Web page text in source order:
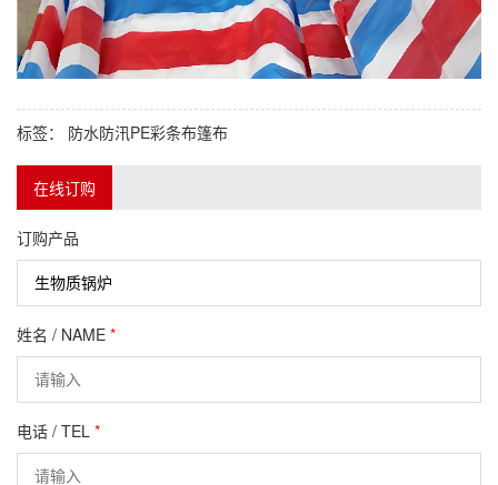
标签： 防水防汛PE彩条布篷布
在线订购
订购产品
姓名 / NAME *
电话 / TEL *